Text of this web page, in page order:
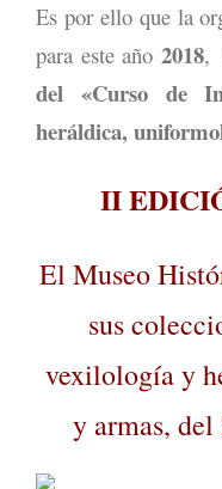
Es por ello que la
para este año 2018,
del «Curso de
heráldica,
II
El Museo
sus
vexilología y
y armas,